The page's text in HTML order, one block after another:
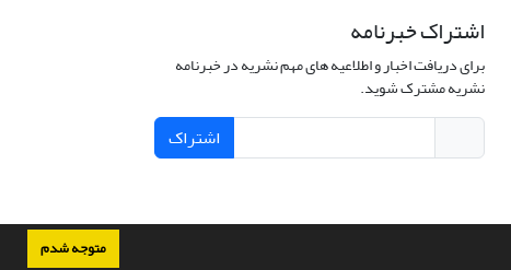
متوجه شدم
اشتراک خبرنامه
برای دریافت اخبار و اطلاعیه های مهم نشریه در خبرنامه
نشریه مشترک شوید.
اشتراک